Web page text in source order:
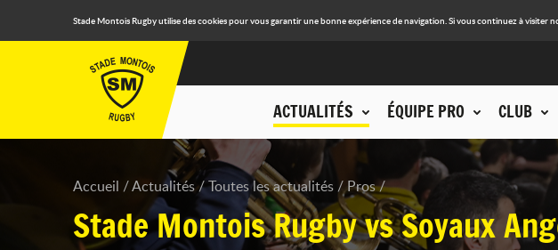
Stade Montois Rugby utilise des cookies pour vous garantir une bonne expérience de navigation. Si vous continuez à visiter
ACTUALITÉS ÉQUIPE PRO CLUB
Accueil Actualités Toutes les actualités Pros
Stade Montois Rugby vs Soyaux